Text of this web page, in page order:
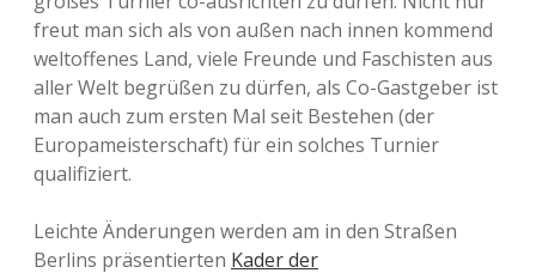
freut man sich als von außen nach innen kommend
weltoffenes Land, viele Freunde und Faschisten aus
aller Welt begrüßen zu dürfen, als Co-Gastgeber ist
man auch zum ersten Mal seit Bestehen (der
Europameisterschaft) für ein solches Turnier
qualifiziert.
Leichte Änderungen werden am in den Straßen
Berlins präsentierten Kader der